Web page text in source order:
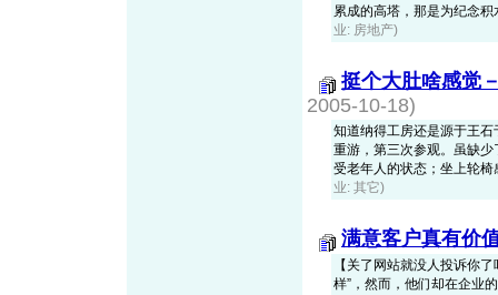
累成的高塔，那是为纪念
业: 房地产)
挺个大肚啥感觉
2005-10-18)
知道纳得工房还是源于王
重游，第三次参观。虽缺
受老年人的状态；坐上轮
业: 其它)
满意客户真有价
【关了网站就没人投诉你
样”，然而，他们却在企业